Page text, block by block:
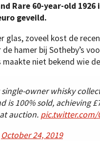
Rare 60-year-old
geveild.
glas, zoveel kost de
hamer bij Sotheby’s
niet bekend wie
owner whisky
is 100% sold, achieving
auction. pic.twitter.com/
October 24, 2019